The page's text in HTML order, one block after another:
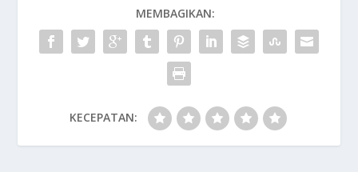
MEMBAGIKAN:
KECEPATAN: